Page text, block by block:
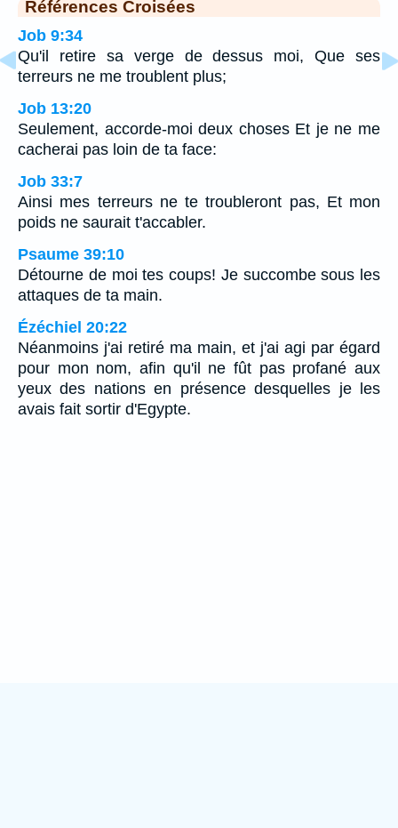
Références Croisées
Job 9:34
Qu'il retire sa verge de dessus moi, Que ses
terreurs ne me troublent plus;
Job 13:20
Seulement, accorde-moi deux choses Et je ne me
cacherai pas loin de ta face:
Job 33:7
Ainsi mes terreurs ne te troubleront pas, Et mon
poids ne saurait t'accabler.
Psaume 39:10
Détourne de moi tes coups! Je succombe sous les
attaques de ta main.
Ézéchiel 20:22
Néanmoins j'ai retiré ma main, et j'ai agi par égard
pour mon nom, afin qu'il ne fût pas profané aux
yeux des nations en présence desquelles je les
avais fait sortir d'Egypte.